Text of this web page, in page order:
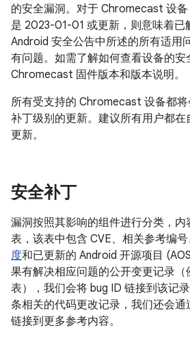
的安全漏洞。对于 Chromecast 设
是 2023-01-01 或更新，则意味着已
Android 安全公告中所述的所有适用
有问题。如需了解如何查看设备的安
Chromecast 固件版本和版本说明。
所有受支持的 Chromecast 设备都
补丁级别的更新。建议所有用户都
更新。
安全补丁
漏洞按照其影响的组件进行分类，
表，该表中包含 CVE、相关参考编号
度和已更新的 Android 开源项目
果有解决相应问题的公开变更记录（
表），我们会将 bug ID 链接到该记
条相关的代码更改记录，我们还会通
链接到更多参考内容。